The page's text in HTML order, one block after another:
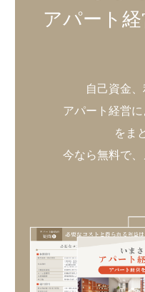
アパート
自己資金
アパート経営
をま
今なら無料で